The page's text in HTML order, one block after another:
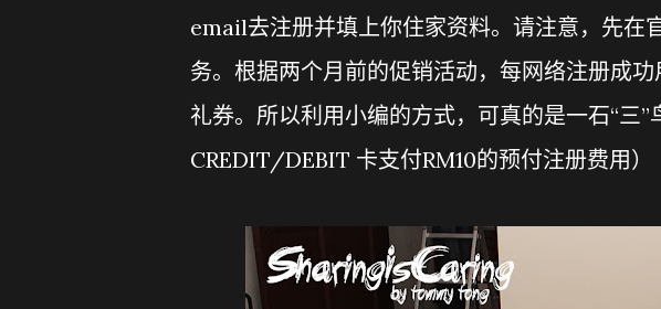
email去注册并填上你住家资料。请注意，先在
务。根据两个月前的促销活动，每网络注册成
礼券。所以利用小编的方式，可真的是一石“三”
CREDIT/DEBIT 卡支付RM10的预付注册费用）